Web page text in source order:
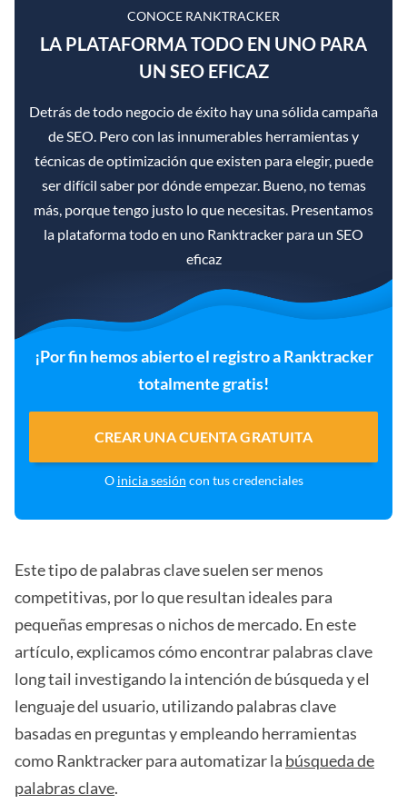
CONOCE RANKTRACKER
LA PLATAFORMA TODO EN UNO PARA
UN SEO EFICAZ
Detrás de todo negocio de éxito hay una sólida campaña
de SEO. Pero con las innumerables herramientas y
técnicas de optimización que existen para elegir, puede
ser difícil saber por dónde empezar. Bueno, no temas
más, porque tengo justo lo que necesitas. Presentamos
la plataforma todo en uno Ranktracker para un SEO
eficaz
¡Por fin hemos abierto el registro a Ranktracker
totalmente gratis!
CREAR UNA CUENTA GRATUITA
O inicia sesión con tus credenciales
Este tipo de palabras clave suelen ser menos
competitivas, por lo que resultan ideales para
pequeñas empresas o nichos de mercado. En este
artículo, explicamos cómo encontrar palabras clave
long tail investigando la intención de búsqueda y el
lenguaje del usuario, utilizando palabras clave
basadas en preguntas y empleando herramientas
como Ranktracker para automatizar la búsqueda de
palabras clave.